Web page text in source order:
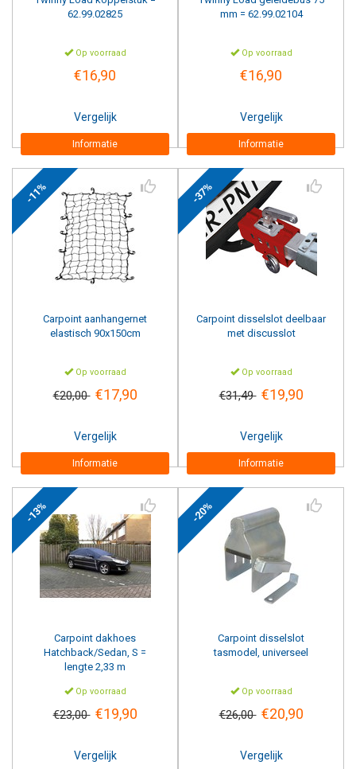
62.99.02825
Op voorraad
€16,90
Vergelijk
Informatie
mm = 62.99.02104
Op voorraad
€16,90
Vergelijk
Informatie
-11%
Carpoint aanhangernet
elastisch 90x150cm
Op voorraad
€20,00 €17,90
Vergelijk
Informatie
-37%
Carpoint disselslot deelbaar
met discusslot
Op voorraad
€31,49 €19,90
Vergelijk
Informatie
-13%
Carpoint dakhoes
Hatchback/Sedan, S =
lengte 2,33 m
Op voorraad
€23,00 €19,90
Vergelijk
-20%
Carpoint disselslot
tasmodel, universeel
Op voorraad
€26,00 €20,90
Vergelijk